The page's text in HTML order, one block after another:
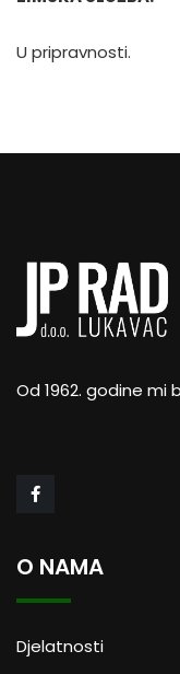
U pripravnosti.
Od 1962. godine mi
O NAMA
Djelatnosti